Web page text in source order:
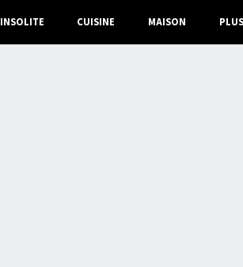
INSOLITE CUISINE MAISON PLUS